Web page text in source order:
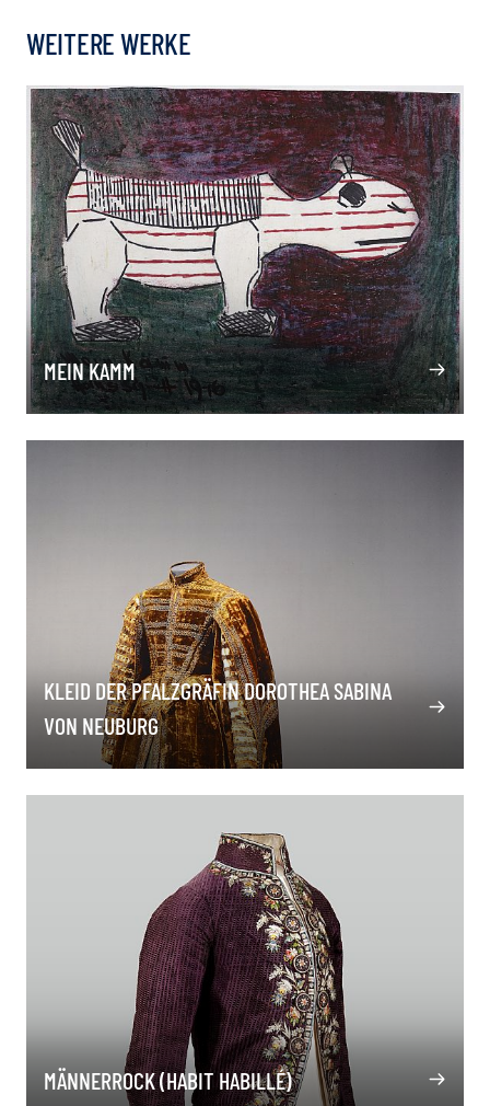
WEITERE WERKE
MEIN KAMM
KLEID DER PFALZGRÄFIN DOROTHEA SABINA
VON NEUBURG
MÄNNERROCK (HABIT HABILLÉ)